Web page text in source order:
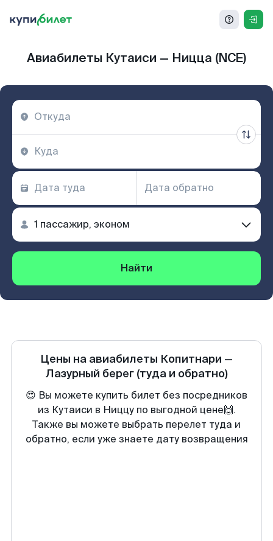
Авиабилеты Кутаиси — Ницца (NCE)
Найти
Цены на авиабилеты Копитнари —
Лазурный берег (туда и обратно)
😍 Вы можете купить билет без посредников
из Кутаиси в Ниццу по выгодной цене🙌.
Также вы можете выбрать перелет туда и
обратно, если уже знаете дату возвращения